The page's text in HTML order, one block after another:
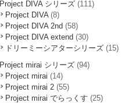
Project DIVA シリーズ (111)
Project DIVA(8)
Project DIVA 2nd (58)
Project DIVA extend (30)
ドリーミーシアターシリーズ (15)
Project mirai シリーズ (94)
Project mirai (14)
Project mirai 2 (55)
Project mirai でらっくす (25)